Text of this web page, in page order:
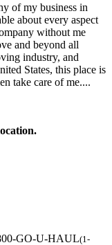
of my business in
about every aspect
without me
and beyond all
industry, and
States, this place is
take care of me....
GO-U-HAUL(1-